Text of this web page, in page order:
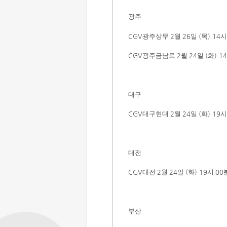
광주
CGV광주상무 2월 26일 (목) 14시
CGV광주금남로 2월 24일 (화) 14
대구
CGV대구현대 2월 24일 (화) 19시
대전
CGV대전 2월 24일 (화) 19시 00
부산